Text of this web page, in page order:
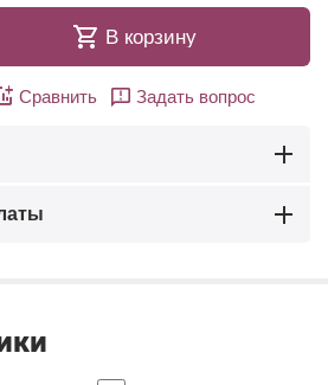
В корзину
Сравнить Задать вопрос